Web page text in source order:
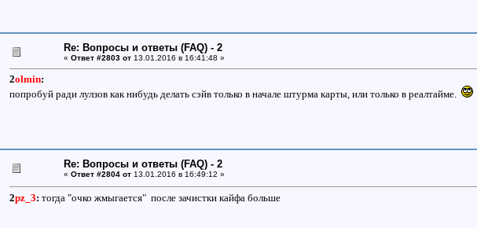
Re: Вопросы и ответы (FAQ) - 2
« Ответ #2803 от 13.01.2016 в 16:41:48 »
2olmin:
попробуй ради лулзов как нибудь делать сэйв только в начале штурма карты, или только в реалтайме.
Re: Вопросы и ответы (FAQ) - 2
« Ответ #2804 от 13.01.2016 в 16:49:12 »
2pz_3: тогда "очко жмыгается" после зачистки кайфа больше